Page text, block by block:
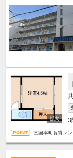
3
三国本町賃貸マ